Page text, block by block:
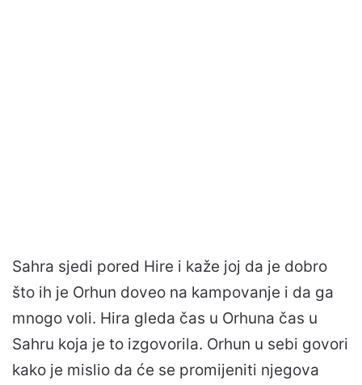
Sahra sjedi pored Hire i kaže joj da je dobro
što ih je Orhun doveo na kampovanje i da ga
mnogo voli. Hira gleda čas u Orhuna čas u
Sahru koja je to izgovorila. Orhun u sebi govori
kako je mislio da će se promijeniti njegova